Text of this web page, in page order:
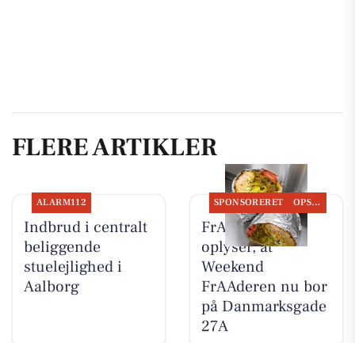
FLERE ARTIKLER
ALARM112
Indbrud i centralt
beliggende
stuelejlighed i
Aalborg
SPONSORERET OPSLAGSTAVLEN
FrAAderen
oplyser, at
Weekend
FrAAderen nu bor
på Danmarksgade
27A